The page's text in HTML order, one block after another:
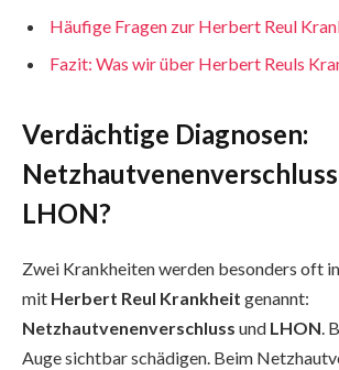
Häufige Fragen zur Herbert Reul
Fazit: Was wir über Herbert Reuls
Verdächtige Diagnosen:
LHON?
Zwei Krankheiten werden besonders oft
mit Herbert Reul Krankheit genannt:
Netzhautvenenverschluss und LHON .
Auge sichtbar schädigen. Beim